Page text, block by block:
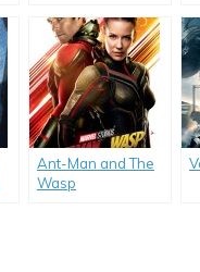
Ant-Man and The
Wasp